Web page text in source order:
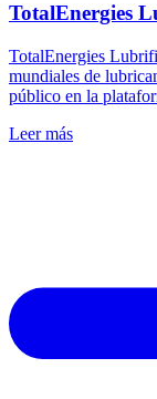
TotalEnergies
TotalEnergies
mundiales de
público en la
Leer más